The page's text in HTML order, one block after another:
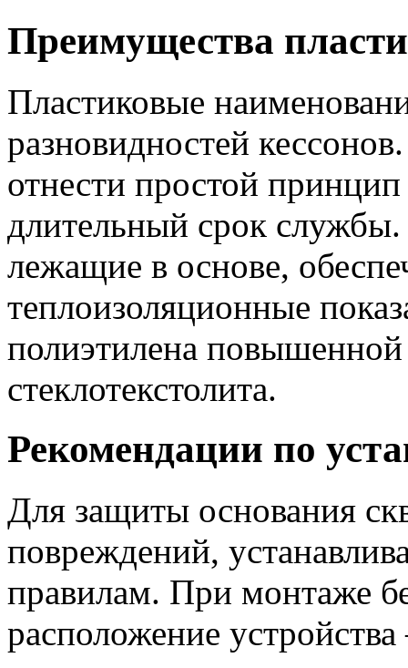
Преимущества
Пластиковые
разновидностей
отнести простой
длительный срок
лежащие в основе,
теплоизоляционные
полиэтилена
стеклотекстолита.
Рекомендации по
Для защиты основания
повреждений,
правилам. При монтаже
расположение